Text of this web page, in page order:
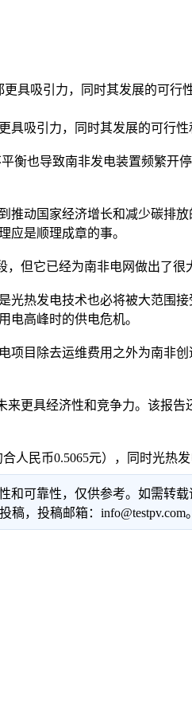
具吸引力，同时其发展的可行
吸引力，同时其发展的可行性
也导致南非发电装置频繁开
动国家经济增长和减少碳排
应是顺理成章的事。
它已经为南非电网做出了很
热发电技术也必将被大范围接
电高峰时的供电危机。
目除去运维费用之外为南非
更具经济性和竞争力。该报告
民币0.5065元），同时光热发
和可靠性，仅供参考。如需转
，投稿邮箱：info@testpv.com。